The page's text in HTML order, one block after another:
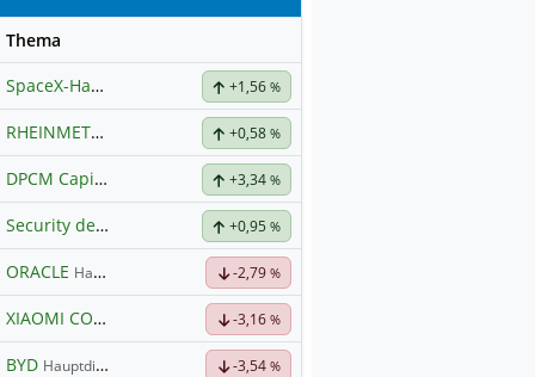
Thema
SpaceX-Haupt-Hauptforum +1,56%
RHEINMETALL Hauptdiskussion+0,58%
DPCM Capital Hauptdiskussion +3,34%
Security der nächsten Generation +0,95 %
ORACLE Hauptdiskussion -2,79%
XIAOMI CORP. CL.B Hauptdiskussion
-3,16%
BYD Hauptdiskussion -3,54%